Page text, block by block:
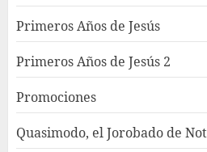
Primeros Años de Jesús
Primeros Años de Jesús 2
Promociones
Quasimodo, el Jorobado de